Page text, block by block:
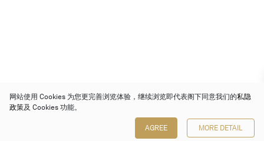
网站使用 Cookies 为您更完善浏览体验，继续浏览即代表阁下同意我们的私隐
政策及 Cookies 功能。
AGREE MORE DETAIL